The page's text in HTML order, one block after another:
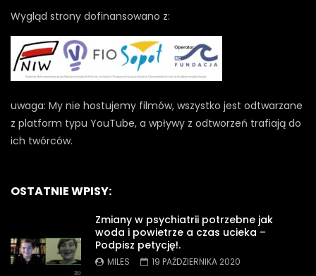
Wygląd strony dofinansowano z:
uwaga: My nie hostujemy filmów, wszystko jest odtwarzane
z platform typu YouTube, a wpływy z odtworzeń trafiają do
ich twórców.
OSTATNIE WPISY:
Zmiany w psychiatrii potrzebne jak
woda i powietrze a czas ucieka –
Podpisz petycję!.
MILES 19 PAŹDZIERNIKA 2020